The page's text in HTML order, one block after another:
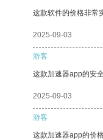
这款软件的价格非常
2025-09-03
游客
这款加速器app的安
2025-09-03
游客
这款加速器app的价